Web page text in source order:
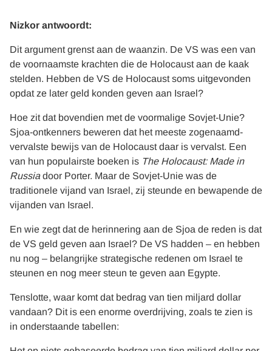
Nizkor antwoordt:
Dit argument grenst aan de waanzin. De VS was een van
de voornaamste krachten die de Holocaust aan de kaak
stelden. Hebben de VS de Holocaust soms uitgevonden
opdat ze later geld konden geven aan Israel?
Hoe zit dat bovendien met de voormalige Sovjet-Unie?
Sjoa-ontkenners beweren dat het meeste zogenaamd-
vervalste bewijs van de Holocaust daar is vervalst. Een
van hun populairste boeken is The Holocaust: Made in
Russiadoor Porter. Maar de Sovjet-Unie was de
traditionele vijand van Israel, zij steunde en bewapende de
vijanden van Israel.
En wie zegt dat de herinnering aan de Sjoa de reden is dat
de VS geld geven aan Israel? De VS hadden – en hebben
nu nog – belangrijke strategische redenen om Israel te
steunen en nog meer steun te geven aan Egypte.
Tenslotte, waar komt dat bedrag van tien miljard dollar
vandaan? Dit is een enorme overdrijving, zoals te zien is
in onderstaande tabellen: